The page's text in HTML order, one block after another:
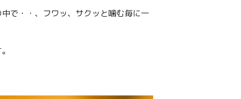
で・・、フワッ、サクッと噛む毎に一